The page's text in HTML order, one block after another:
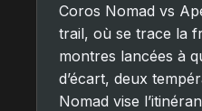
Coros Nomad vs
trail, où se trace la
montres lancées à
d’écart, deux
Nomad vise